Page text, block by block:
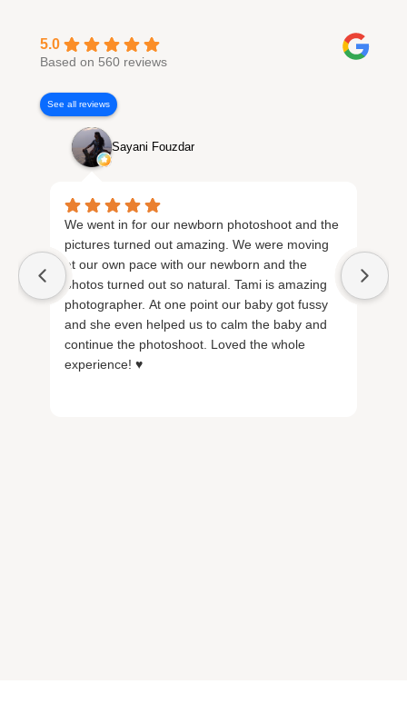
5.0
Based on 560 reviews
See all reviews
Sayani Fouzdar
We went in for our newborn photoshoot and the
pictures turned out amazing. We were moving
at our own pace with our newborn and the
photos turned out so natural. Tami is amazing
photographer. At one point our baby got fussy
and she even helped us to calm the baby and
continue the photoshoot. Loved the whole
experience! ♥️